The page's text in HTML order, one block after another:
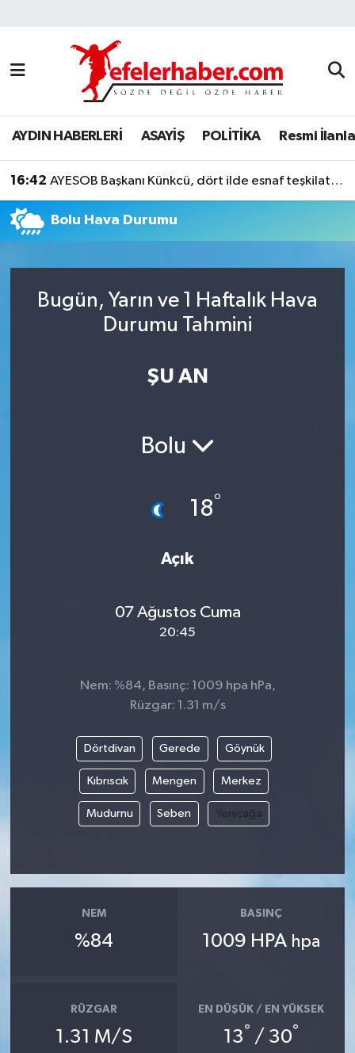
AYDIN HABERLERİ ASAYİŞ POLİTİKA Resmi
16:42 AYESOB Başkanı Künkcü, dört ilde esnaf teşkilatlarıyla buluştu
Bolu Hava Durumu
Bugün, Yarın ve 1 Haftalık Hava
Durumu Tahmini
ŞU AN
Bolu
18°
Açık
07 Ağustos Cuma
20:45
Nem: %84, Basınç: 1009 hpa hPa,
Rüzgar: 1.31 m/s
Dörtdivan Gerede Göynük
Kıbrıscık Mengen Merkez
Mudurnu Seben Yeniçağa
NEM
%84
BASINÇ
1009 HPA hpa
RÜZGAR
1.31 M/S
EN DÜŞÜK / EN YÜKSEK
13° / 30°
Nöbetçi Eczaneler
Hava Durumu
Aydin Namaz Vakitleri
Trafik Durumu
Süper Lig Puan Durumu ve Fikstür
Son Dakika Haberleri